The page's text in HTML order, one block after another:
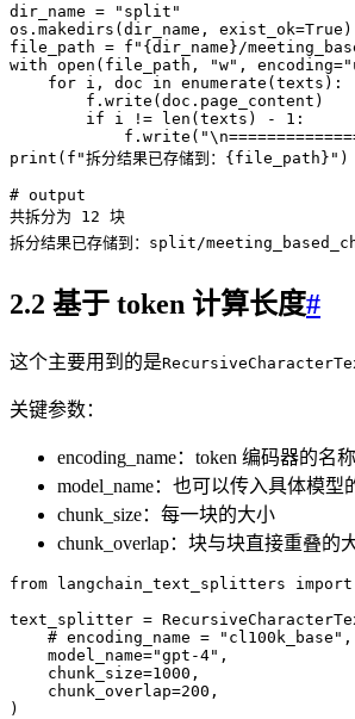
dir_name = " split "
os . makedirs ( dir_name , exist_ok=True )
file_path = f " { dir_name } /
with open ( file_path , "w" , encoding="
    for
i , doc in enumerate ( texts ):
        f
. write ( doc.page_content )
        if
i != len ( texts ) - 1 :
            f
. write ( "\n
print ( f "拆分结果已存储到： { file_path } " )
# output
共拆分为 12 块
拆分结果已存储到：split /
2.2 基于 token 计算长度#
这个主要用到的是
关键参数：
encoding_name：token 编码器的名称
model_name：也可以传入具体模型
chunk_size：每一块的大小
chunk_overlap：块与块直接重叠的
from langchain_text_splitters import
text_splitter =
    # encoding_name = "cl100k_base",
    model_name
="gpt-4" ,
    chunk_size
=1000 ,
    chunk_overlap
=200 ,
)